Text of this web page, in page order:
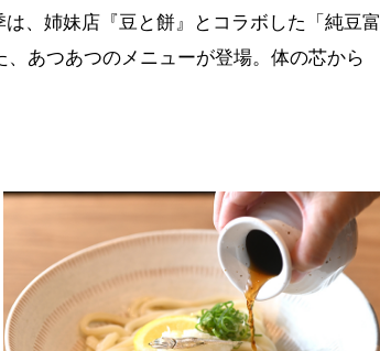
、姉妹店『豆と餅』とコラボした「純豆富
あつあつのメニューが登場。体の芯から